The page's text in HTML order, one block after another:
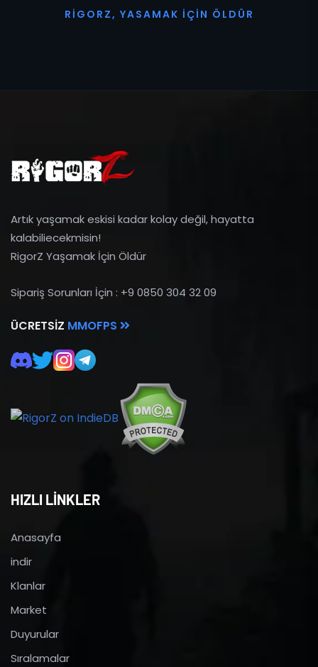
R I G O R Z, YASAMAK İ ÇI N Ö L D Ü R
Artık yaşamak eskisi kadar kolay değil, hayatta
kalabiliecekmisin!
RigorZ Yaşamak İçin Öldür
Sipariş Sorunları İçin : +9 0850 304 32 09
ÜCRETSIZ MMOFPS
HIZLI LİNKLER
Anasayfa
indir
Klanlar
Market
Duyurular
Sıralamalar